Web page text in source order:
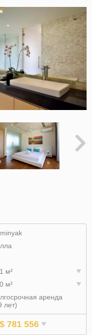
м²
м²
аренда
лет)
$ 781 556